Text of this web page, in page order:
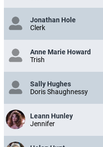
Jonathan Hole
Clerk
Anne Marie Howard
Trish
Sally Hughes
Doris Shaughnessy
Leann Hunley
Jennifer